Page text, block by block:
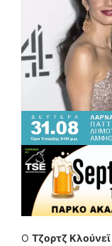
Ο Τζορτζ Κλούνεϊ